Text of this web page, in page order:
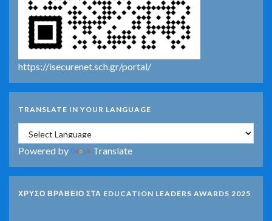
https://isecurenet.sch.gr/portal/
TRANSLATE IN YOUR LANGUAGE
Powered by Translate
ΧΡΥΣΟ ΒΡΑΒΕΙΟ ΣΤΑ EDUCATION LEADERS AWARDS 2025